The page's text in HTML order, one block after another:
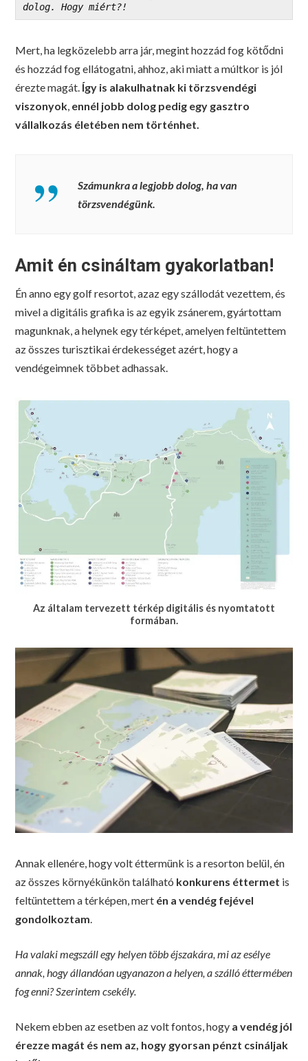
dolog. Hogy miért?!
Mert, ha legközelebb arra jár, megint hozzád fog kötődni
és hozzád fog ellátogatni, ahhoz, aki miatt a múltkor is jól
érezte magát. Így is alakulhatnak ki törzsvendégi
viszonyok, ennél jobb dolog pedig egy gasztro
vállalkozás életében nem történhet.
Számunkra a legjobb dolog, ha van
törzsvendégünk.
Amit én csináltam gyakorlatban!
Én anno egy golf resortot, azaz egy szállodát vezettem, és
mivel a digitális grafika is az egyik zsánerem, gyártottam
magunknak, a helynek egy térképet, amelyen feltüntettem
az összes turisztikai érdekességet azért, hogy a
vendégeimnek többet adhassak.
Az általam tervezett térkép digitális és nyomtatott
formában.
Annak ellenére, hogy volt éttermünk is a resorton belül, én
az összes környékünkön található konkurens éttermet is
feltüntettem a térképen, mert én a vendég fejével
gondolkoztam.
Ha valaki megszáll egy helyen több éjszakára, mi az esélye
annak, hogy állandóan ugyanazon a helyen, a szálló éttermében
fog enni? Szerintem csekély.
Nekem ebben az esetben az volt fontos, hogy a vendég jól
érezze magát és nem az, hogy gyorsan pénzt csináljak